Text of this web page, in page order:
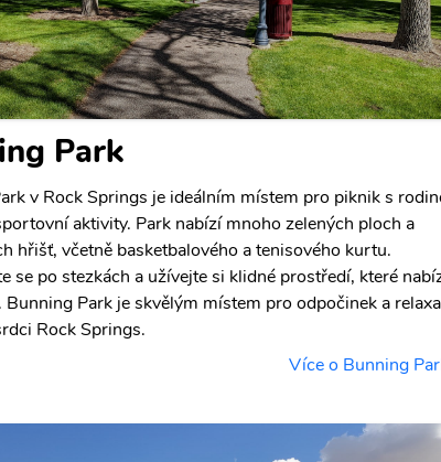
Park
v Rock Springs je ideálním místem pro piknik s
aktivity. Park nabízí mnoho zelených ploch a
hřišť, včetně basketbalového a tenisového kurtu.
se po stezkách a užívejte si klidné prostředí, které
Bunning Park je skvělým místem pro odpočinek a
Rock Springs.
Více o Bunning